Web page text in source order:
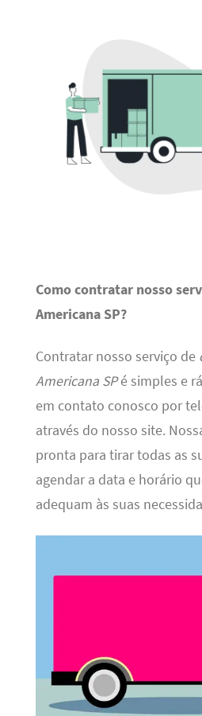
Como contratar nosso
Americana SP?
Contratar nosso serviço de
Americana SPé simples e
em contato conosco por
através do nosso site.
pronta para tirar todas as
agendar a data e horário
adequam às suas